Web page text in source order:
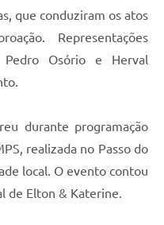
que conduziram os atos
Representações
Osório e Herval
durante programação
realizada no Passo do
local. O evento contou
de Elton & Katerine.